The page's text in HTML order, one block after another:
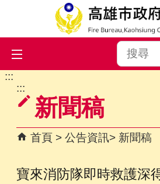
跳到主要內容區塊
:::
:::
新聞稿
首頁 公告資訊 新聞稿
寶來消防隊即時救護深